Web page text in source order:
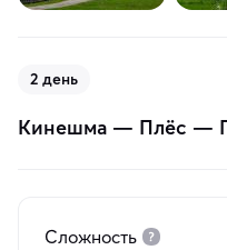
2 день
Кинешма — Плёс —
Сложность